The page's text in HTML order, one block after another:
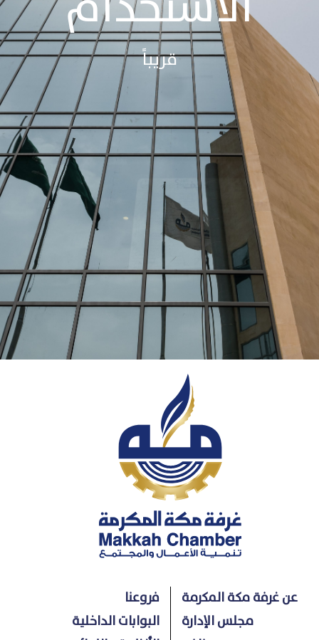
قريباً
عن غرفة مكة المكرمة
مجلس الإدارة
فروعنا
البوابات الداخلية